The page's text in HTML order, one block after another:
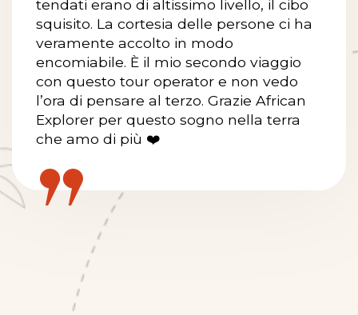
tendati erano di altissimo livello, il cibo
squisito. La cortesia delle persone ci ha
veramente accolto in modo
encomiabile. È il mio secondo viaggio
con questo tour operator e non vedo
l’ora di pensare al terzo. Grazie African
Explorer per questo sogno nella terra
che amo di più ❤️